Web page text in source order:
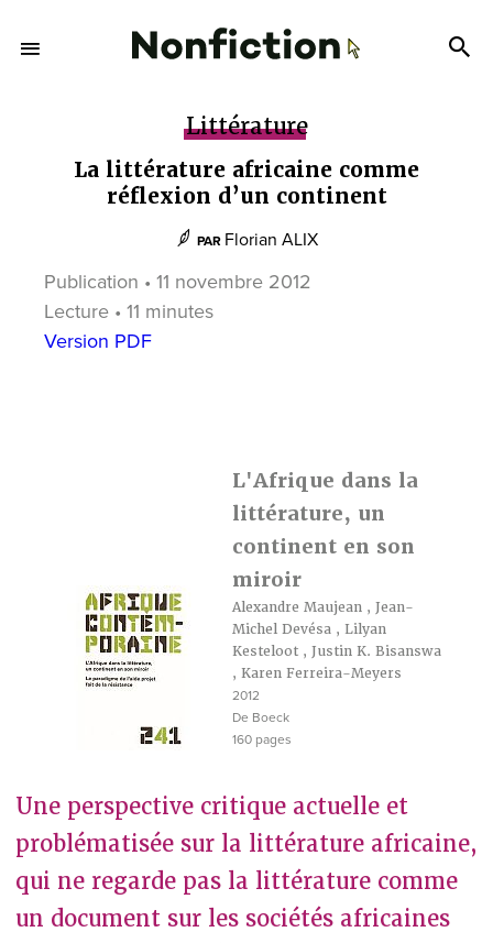
Littérature
La littérature africaine comme
réflexion d’un continent
PAR Florian ALIX
Publication • 11 novembre 2012
Lecture • 11 minutes
Version PDF
L'Afrique dans la
littérature, un
continent en son
miroir
Alexandre Maujean, Jean-
Michel Devésa, Lilyan
Kesteloot, Justin K. Bisanswa
, Karen Ferreira-Meyers
2012
De Boeck
160 pages
Une perspective critique actuelle et
problématisée sur la littérature africaine,
qui ne regarde pas la littérature comme
un document sur les sociétés africaines